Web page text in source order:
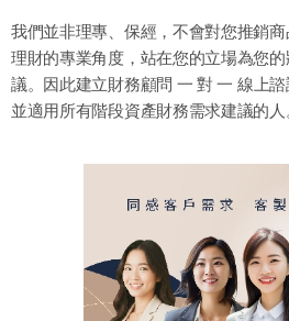
我們並非理專、保經，不會對您推銷
理財的專業角度，站在您的立場為您
議。因此建立財務顧問 一 對 一 線上
並適用所有階段資產財務需求建議的人